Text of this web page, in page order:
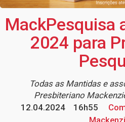
MackPesquisa
2024 para
Todas as Mantidas e
Presbiteriano
12.04.2024
16h55